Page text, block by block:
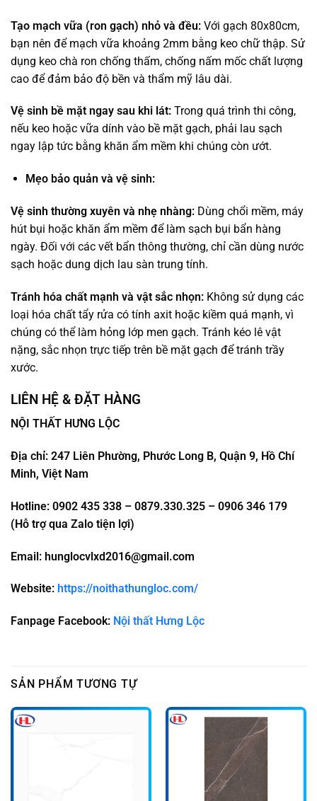
Tạo mạch vữa (ron gạch) nhỏ và đều: Với gạch 80x80cm,
bạn nên để mạch vữa khoảng 2mm bằng keo chữ thập. Sử
dụng keo chà ron chống thấm, chống nấm mốc chất lượng
cao để đảm bảo độ bền và thẩm mỹ lâu dài.
Vệ sinh bề mặt ngay sau khi lát: Trong quá trình thi công,
nếu keo hoặc vữa dính vào bề mặt gạch, phải lau sạch
ngay lập tức bằng khăn ẩm mềm khi chúng còn ướt.
Mẹo bảo quản và vệ sinh:
Vệ sinh thường xuyên và nhẹ nhàng: Dùng chổi mềm, máy
hút bụi hoặc khăn ẩm mềm để làm sạch bụi bẩn hàng
ngày. Đối với các vết bẩn thông thường, chỉ cần dùng nước
sạch hoặc dung dịch lau sàn trung tính.
Tránh hóa chất mạnh và vật sắc nhọn: Không sử dụng các
loại hóa chất tẩy rửa có tính axit hoặc kiềm quá mạnh, vì
chúng có thể làm hỏng lớp men gạch. Tránh kéo lê vật
nặng, sắc nhọn trực tiếp trên bề mặt gạch để tránh trầy
xước.
LIÊN HỆ & ĐẶT HÀNG
NỘI THẤT HƯNG LỘC
Địa chỉ: 247 Liên Phường, Phước Long B, Quận 9, Hồ Chí
Minh, Việt Nam
Hotline: 0902 435 338 – 0879.330.325 – 0906 346 179
(Hỗ trợ qua Zalo tiện lợi)
Email: hunglocvlxd2016@gmail.com
Website: https://noithathungloc.com/
Fanpage Facebook: Nội thất Hưng Lộc
SẢN PHẨM TƯƠNG TỰ